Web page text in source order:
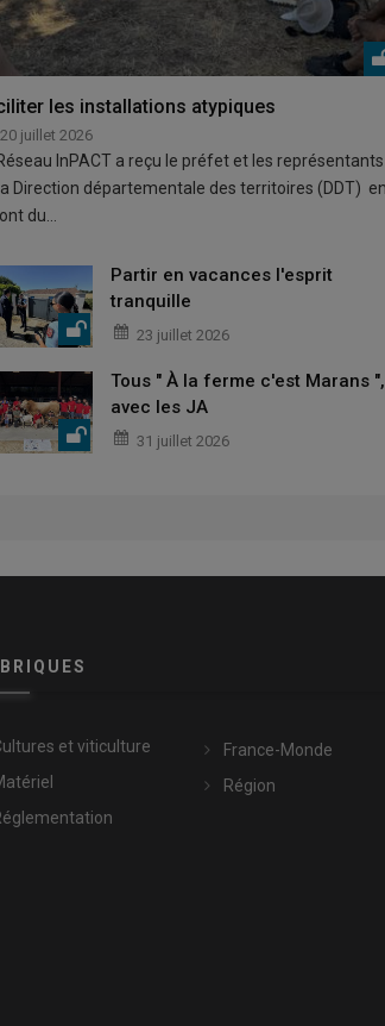
les installations atypiques
20 juillet 2026
Réseau InPACT a reçu le préfet et les représentants
Direction départementale des territoires (DDT) en
du…
Partir en vacances l'esprit
tranquille
23 juillet 2026
Tous " À la ferme c'est Marans ",
avec les JA
31 juillet 2026
et viticulture
France-Monde
Région